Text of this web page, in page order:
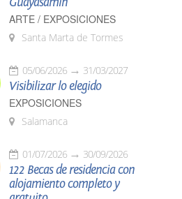
ARTE / EXPOSICIONES
Santa Marta de Tormes
05/06/2026 31/03/2027
Visibilizar lo elegido
EXPOSICIONES
Salamanca
01/07/2026 30/09/2026
122 Becas de residencia con
alojamiento completo y